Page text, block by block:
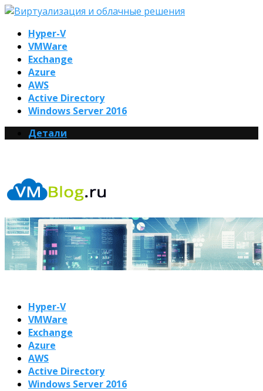
Hyper-V
VMWare
Exchange
Azure
AWS
Active Directory
Windows Server 2016
Детали
Hyper-V
VMWare
Exchange
Azure
AWS
Active Directory
Windows Server 2016